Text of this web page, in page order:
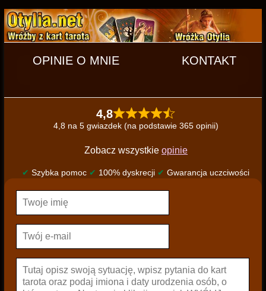
OPINIE O MNIE KONTAKT
4,8
4,8 na 5 gwiazdek (na podstawie 365 opinii)
Zobacz wszystkie opinie
✔ Szybka pomoc ✔ 100% dyskrecji ✔ Gwarancja uczciwości